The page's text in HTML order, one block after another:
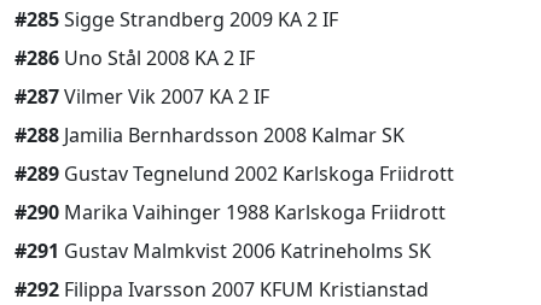
#285Sigge Strandberg 2009 KA 2 IF
#286 Uno Stål 2008 KA 2 IF
#287Vilmer Vik 2007 KA 2 IF
#288 Jamilia Bernhardsson 2008 Kalmar SK
#289 Gustav Tegnelund 2002 Karlskoga Friidrott
#290 Marika Vaihinger 1988 Karlskoga Friidrott
#291 Gustav Malmkvist 2006 Katrineholms SK
#292 Filippa Ivarsson 2007 KFUM Kristianstad